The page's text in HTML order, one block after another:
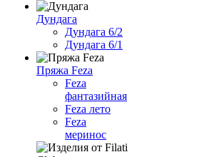
Дундага
Дундага 6/2
Дундага 6/1
Пряжа Feza
Feza
фантазийная
Feza лето
Feza
меринос